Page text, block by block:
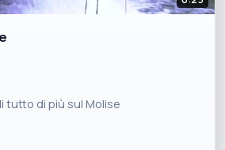
tutto di più sul Molise